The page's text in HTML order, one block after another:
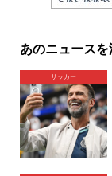
あのニュースを
サッカー